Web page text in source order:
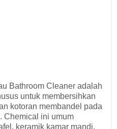
Bathroom Cleaner adalah
untuk membersihkan
kotoran membandel pada
Chemical ini umum
keramik kamar mandi,